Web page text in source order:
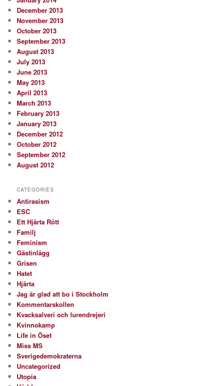
December 2013
November 2013
October 2013
September 2013
August 2013
July 2013
June 2013
May 2013
April 2013
March 2013
February 2013
January 2013
December 2012
October 2012
September 2012
August 2012
CATEGORIES
Antirasism
ESC
Ett Hjärta Rött
Familj
Feminism
Gästinlägg
Grisen
Hatet
Hjärta
Jag är glad att bo i Stockholm
Kommentarskollen
Kvacksalveri och lurendrejeri
Kvinnokamp
Life in Öset
Miss MS
Sverigedemokraterna
Uncategorized
Utopia